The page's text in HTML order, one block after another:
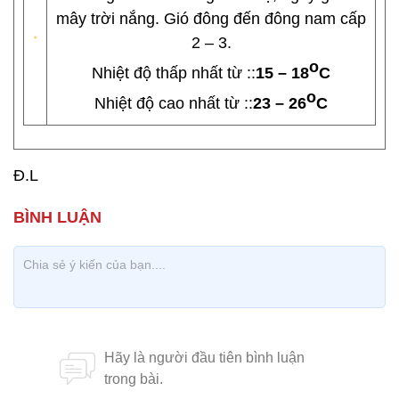
mây trời nắng. Gió đông đến đông nam cấp
2 – 3.
Nhiệt độ thấp nhất từ ::15 – 18oC
Nhiệt độ cao nhất từ ::23 – 26oC
Đ.L